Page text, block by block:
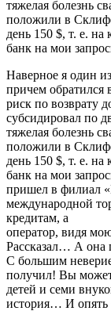
тяжелая болезнь
положили в
день 150 $, т. е.
банк на мои
Наверное я один
причем обратился
риск по возврату
субсидировал по
тяжелая болезнь
положили в
день 150 $, т. е.
банк на мои
пришел в филиал
международной
кредитам, а
оператор, видя
Рассказал… А она
С большим
получил! Вы
детей и семи
история… И опять